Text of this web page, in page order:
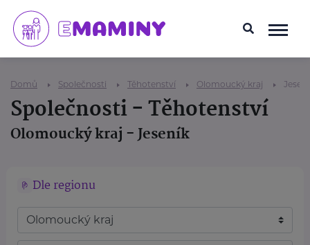
Domů Společnosti Těhotenství Olomoucký kraj
Společnosti - Těhotenství
Olomoucký kraj - Jeseník
Dle regionu